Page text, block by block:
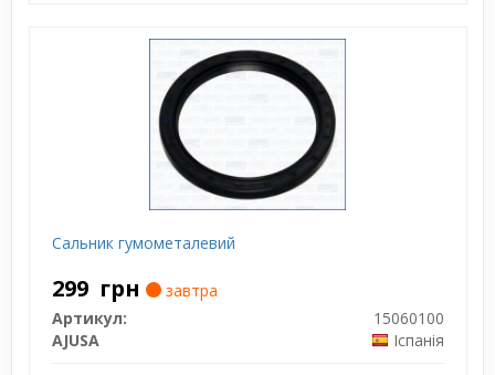
Сальник гумометалевий
299 грн
завтра
Артикул:
15060100
AJUSA
Іспанія